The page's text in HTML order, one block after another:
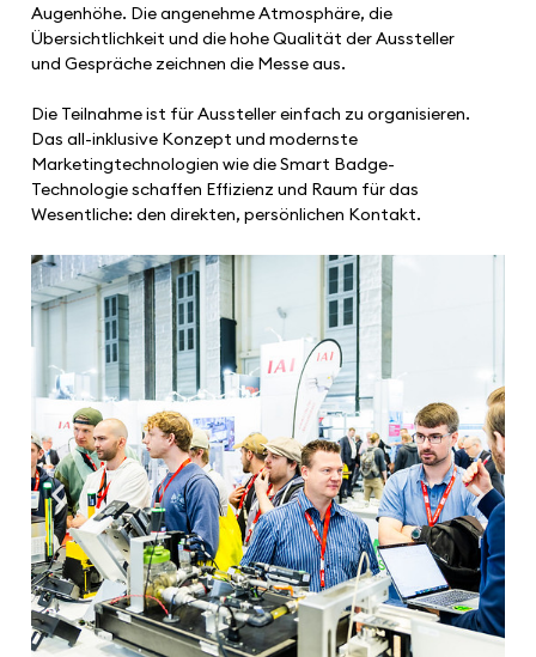
Augenhöhe. Die angenehme Atmosphäre, die
Übersichtlichkeit und die hohe Qualität der Aussteller
und Gespräche zeichnen die Messe aus.
Die Teilnahme ist für Aussteller einfach zu organisieren.
Das all-inklusive Konzept und modernste
Marketingtechnologien wie die Smart Badge-
Technologie schaffen Effizienz und Raum für das
Wesentliche: den direkten, persönlichen Kontakt.